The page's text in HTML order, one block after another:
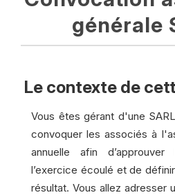
générale
Le contexte de
Vous êtes gérant d'une
convoquer les associés à
annuelle afin
l’exercice écoulé et de
résultat. Vous allez adresser